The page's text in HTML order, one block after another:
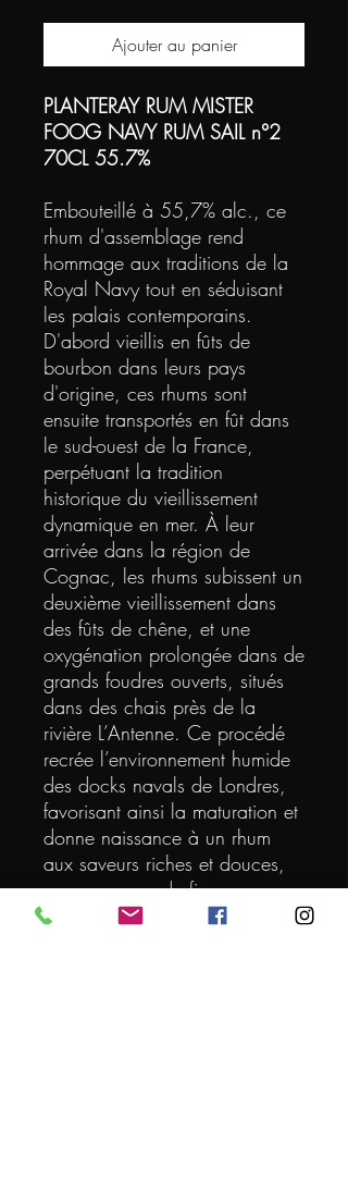
Ajouter au panier
PLANTERAY RUM MISTER
FOOG NAVY RUM SAIL n°2
70CL 55.7%
Embouteillé à 55,7% alc., ce
rhum d'assemblage rend
hommage aux traditions de la
Royal Navy tout en séduisant
les palais contemporains.
D'abord vieillis en fûts de
bourbon dans leurs pays
d'origine, ces rhums sont
ensuite transportés en fût dans
le sud-ouest de la France,
perpétuant la tradition
historique du vieillissement
dynamique en mer. À leur
arrivée dans la région de
Cognac, les rhums subissent un
deuxième vieillissement dans
des fûts de chêne, et une
oxygénation prolongée dans de
grands foudres ouverts, situés
dans des chais près de la
rivière L’Antenne. Ce procédé
recrée l’environnement humide
des docks navals de Londres,
favorisant ainsi la maturation et
donne naissance à un rhum
aux saveurs riches et douces,
avec une grande finesse.
Planteray Mister Fogg Navy